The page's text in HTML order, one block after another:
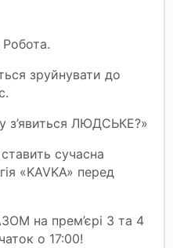
зруйнувати до
з’явиться ЛЮДСЬКЕ?»
сучасна
«KAVKA» перед
на прем’єрі 3 та 4
о 17:00!